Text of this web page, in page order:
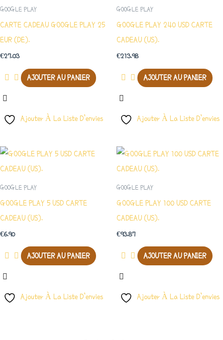
GOOGLE PLAY
CARTE CADEAU GOOGLE PLAY 25
EUR (DE).
€27.03
AJOUTER AU PANIER
Ajouter À La Liste D’envies
GOOGLE PLAY
GOOGLE PLAY 240 USD CARTE
CADEAU (US).
€213.98
AJOUTER AU PANIER
Ajouter À La Liste D’envies
GOOGLE PLAY
GOOGLE PLAY 5 USD CARTE
CADEAU (US).
€6.90
AJOUTER AU PANIER
Ajouter À La Liste D’envies
GOOGLE PLAY
GOOGLE PLAY 100 USD CARTE
CADEAU (US).
€93.87
AJOUTER AU PANIER
Ajouter À La Liste D’envies